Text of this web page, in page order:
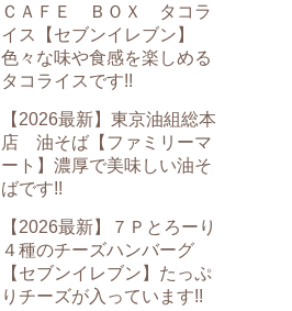
ＣＡＦＥ ＢＯＸ タコラ
イス【セブンイレブン】
色々な味や食感を楽しめる
タコライスです!!
【2026最新】東京油組総本
店 油そば【ファミリーマ
ート】濃厚で美味しい油そ
ばです!!
【2026最新】７Ｐとろーり
４種のチーズハンバーグ
【セブンイレブン】たっぷ
りチーズが入っています!!